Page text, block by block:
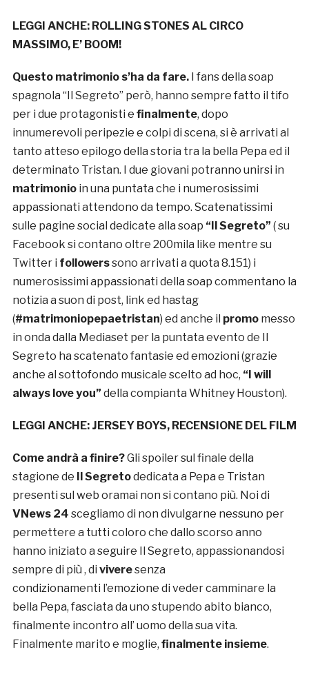
LEGGI ANCHE: ROLLING STONES AL CIRCO
MASSIMO, E’ BOOM!
Questo matrimonio s’ha da fare.I fans della soap
spagnola “Il Segreto” però, hanno sempre fatto il tifo
per i due protagonisti e finalmente, dopo
innumerevoli peripezie e colpi di scena, si è arrivati al
tanto atteso epilogo della storia tra la bella Pepa ed il
determinato Tristan. I due giovani potranno unirsi in
matrimonioin una puntata che i numerosissimi
appassionati attendono da tempo. Scatenatissimi
sulle pagine social dedicate alla soap “Il Segreto” ( su
Facebook si contano oltre 200mila like mentre su
Twitter i followerssono arrivati a quota 8.151) i
numerosissimi appassionati della soap commentano la
notizia a suon di post, link ed hastag
(#matrimoniopepaetristan) ed anche il promomesso
in onda dalla Mediaset per la puntata evento de Il
Segreto ha scatenato fantasie ed emozioni (grazie
anche al sottofondo musicale scelto ad hoc, “I will
always love you” della compianta Whitney Houston).
LEGGI ANCHE: JERSEY BOYS, RECENSIONE DEL FILM
Come andrà a finire?Gli spoiler sul finale della
stagione de Il Segretodedicata a Pepa e Tristan
presenti sul web oramai non si contano più. Noi di
VNews 24 scegliamo di non divulgarne nessuno per
permettere a tutti coloro che dallo scorso anno
hanno iniziato a seguire Il Segreto, appassionandosi
sempre di più , di viveresenza
condizionamenti l’emozione di veder camminare la
bella Pepa, fasciata da uno stupendo abito bianco,
finalmente incontro all’ uomo della sua vita.
Finalmente marito e moglie, finalmente insieme.